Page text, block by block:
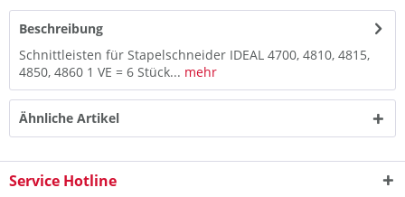
Beschreibung
Schnittleisten für Stapelschneider IDEAL 4700, 4810, 4815,
4850, 4860 1 VE = 6 Stück... mehr
Ähnliche Artikel
Service Hotline